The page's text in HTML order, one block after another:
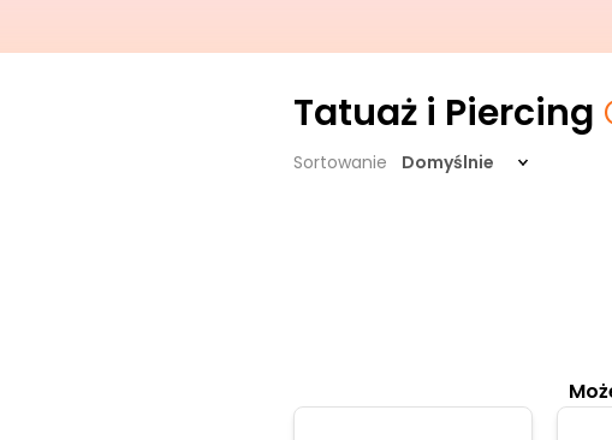
Tatuaż i Piercing
Sortowanie Domyślnie